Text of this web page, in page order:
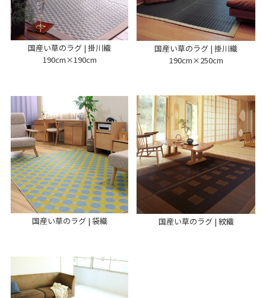
国産い草のラグ | 掛川織
190cm×190cm
国産い草のラグ | 掛川織
190cm×250cm
国産い草のラグ | 袋織 国産い草のラグ | 紋織